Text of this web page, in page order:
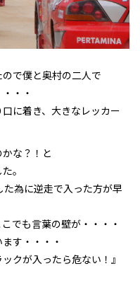
で僕と奥村の二人で
・・
に着き、大きなレッカー
な？！と
。
た為に逆走で入った方が早
でも言葉の壁が・・・・
す・・・・
クが入ったら危ない！』